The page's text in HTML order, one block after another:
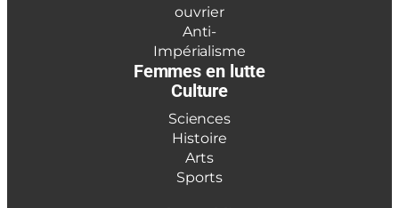
ouvrier
Anti-
Impérialisme
Femmes en lutte
Culture
Sciences
Histoire
Arts
Sports